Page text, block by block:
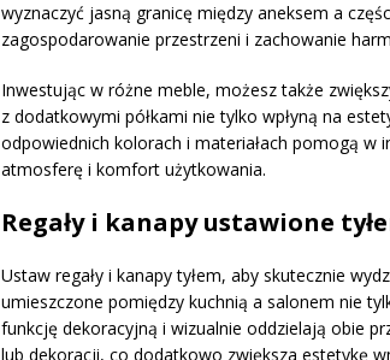
wyznaczyć jasną granicę między aneksem a
zagospodarowanie przestrzeni i zachowanie
Inwestując w różne meble, możesz także
z dodatkowymi półkami nie tylko wpłyną na
odpowiednich kolorach i materiałach pomogą
atmosferę i komfort użytkowania.
Regały i kanapy ustawione
Ustaw regały i kanapy tyłem, aby skutecznie
umieszczone pomiędzy kuchnią a salonem nie
funkcję dekoracyjną i wizualnie oddzielają obie
lub dekoracji, co dodatkowo zwiększa estetykę